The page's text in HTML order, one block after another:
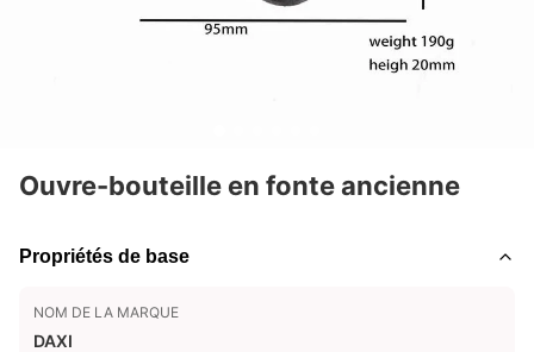
Ouvre-bouteille en fonte ancienne
Propriétés de base
NOM DE LA MARQUE
DAXI